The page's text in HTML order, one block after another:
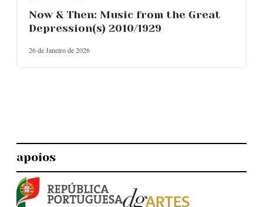
Now & Then: Music from the Great
Depression(s) 2010/1929
26 de Janeiro de 2026
apoios